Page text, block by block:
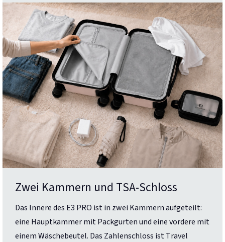
Zwei Kammern und TSA-Schloss
Das Innere des E3 PRO ist in zwei Kammern aufgeteilt:
eine Hauptkammer mit Packgurten und eine vordere mit
einem Wäschebeutel. Das Zahlenschloss ist Travel